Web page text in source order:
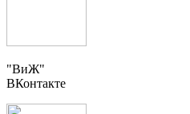
"ВиЖ"
ВКонтакте